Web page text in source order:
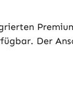
Der